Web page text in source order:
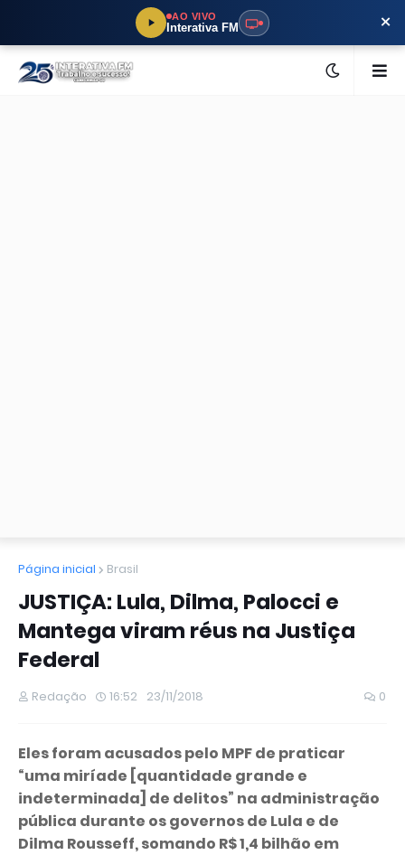
AO VIVO
Interativa FM ×
Página inicial Brasil
JUSTIÇA: Lula, Dilma, Palocci e
Mantega viram réus na Justiça
Federal
Redação 16:52 23/11/2018 0
Eles foram acusados pelo MPF de praticar
“uma miríade [quantidade grande e
indeterminada] de delitos” na administração
pública durante os governos de Lula e de
Dilma Rousseff, somando R$ 1,4 bilhão em